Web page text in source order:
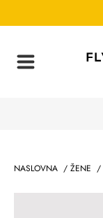
NASLOVNA / ŽENE /